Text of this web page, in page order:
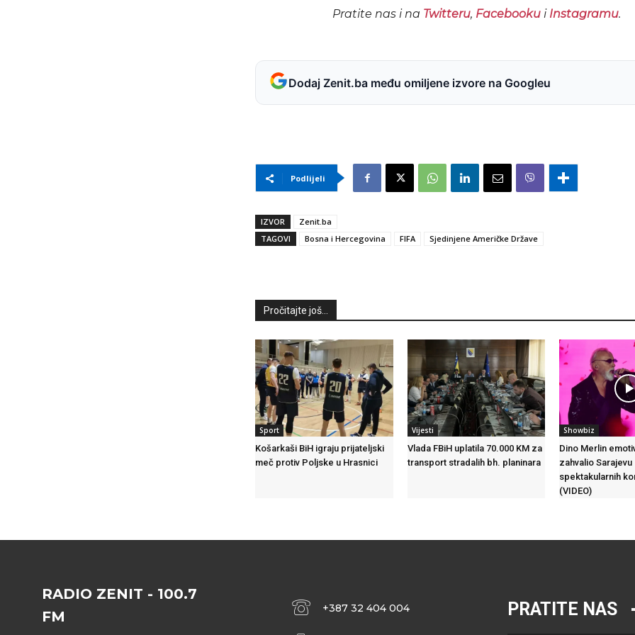
Pratite nas i na Twitteru, Facebookui Instagramu.
Dodaj Zenit.ba među omiljene izvore na Googleu
Podlijeli
IZVOR
Zenit.ba
TAGOVI
Bosna i Hercegovina FIFA Sjedinjene Američke Države
Pročitajte još...
Sport
Košarkaši BiH igraju prijateljski
meč protiv Poljske u Hrasnici
Vijesti
Vlada FBiH uplatila 70.000 KM za
transport stradalih bh. planinara
Showbiz
Dino Merlin
zahvalio Sarajevu
spektakularnih
(VIDEO)
RADIO ZENIT - 100.7
FM
+387 32 404 004 PRATITE NAS